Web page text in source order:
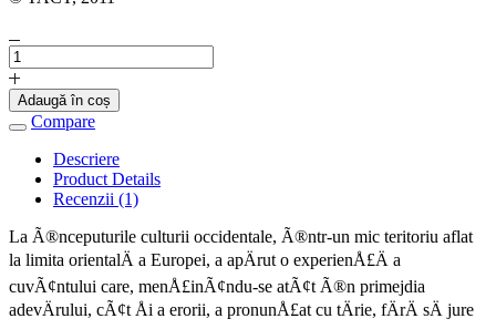
Cantitate
GIORGIO
AGAMBEN
-
Sacramentul
limbajului
Adaugă în coș
Compare
Descriere
Product Details
Recenzii (1)
La Ã®nceputurile culturii occidentale, Ã®ntr-un mic teritoriu aflat
la limita orientalÄ a Europei, a apÄrut o experienÅ£Ä a
cuvÃ¢ntului care, menÅ£inÃ¢ndu-se atÃ¢t Ã®n primejdia
adevÄrului, cÃ¢t Åi a erorii, a pronunÅ£at cu tÄrie, fÄrÄ sÄ jure